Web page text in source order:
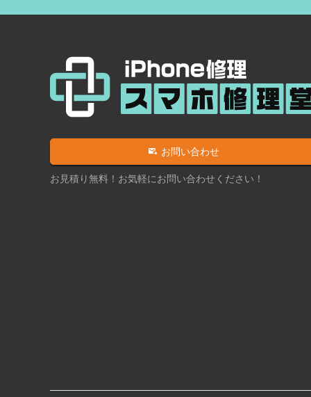
お問い合わせ
お見積り無料！お気軽にお問い合わせください！